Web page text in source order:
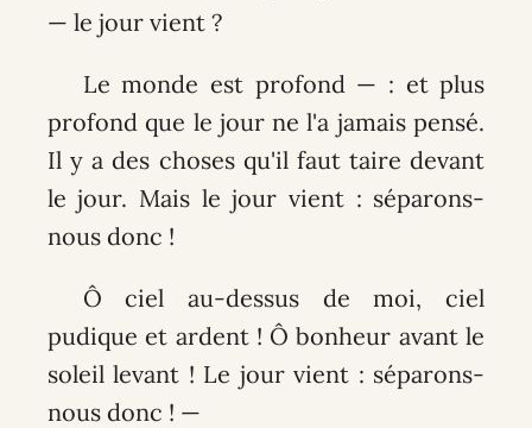
— le jour vient ?
Le monde est profond — : et plus
profond que le jour ne l'a jamais pensé.
Il y a des choses qu'il faut taire devant
le jour. Mais le jour vient : séparons-
nous donc !
Ô ciel au-dessus de moi, ciel
pudique et ardent ! Ô bonheur avant le
soleil levant ! Le jour vient : séparons-
nous donc ! —